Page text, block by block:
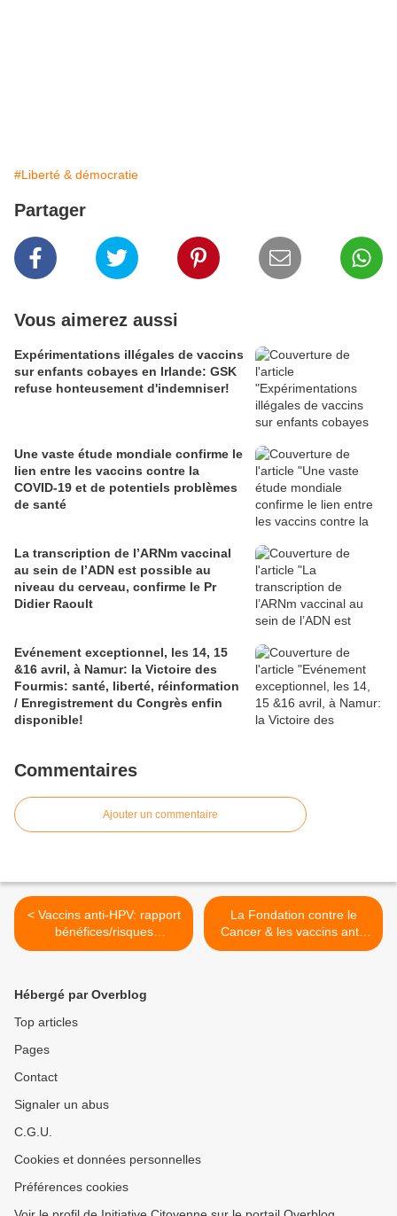
#Liberté & démocratie
Partager
Vous aimerez aussi
Expérimentations illégales de vaccins
sur enfants cobayes en Irlande: GSK
refuse honteusement d'indemniser!
Une vaste étude mondiale confirme le
lien entre les vaccins contre la
COVID-19 et de potentiels problèmes
de santé
La transcription de l’ARNm vaccinal
au sein de l’ADN est possible au
niveau du cerveau, confirme le Pr
Didier Raoult
Evénement exceptionnel, les 14, 15
&16 avril, à Namur: la Victoire des
Fourmis: santé, liberté, réinformation
/ Enregistrement du Congrès enfin
disponible!
Commentaires
Ajouter un commentaire
< Vaccins anti-HPV: rapport
bénéfices/risques
défavorable (Annals of
La Fondation contre le
Cancer & les vaccins anti-
HPV: l'arrière-cuisine >
Hébergé par Overblog
Top articles
Pages
Contact
Signaler un abus
C.G.U.
Cookies et données personnelles
Préférences cookies